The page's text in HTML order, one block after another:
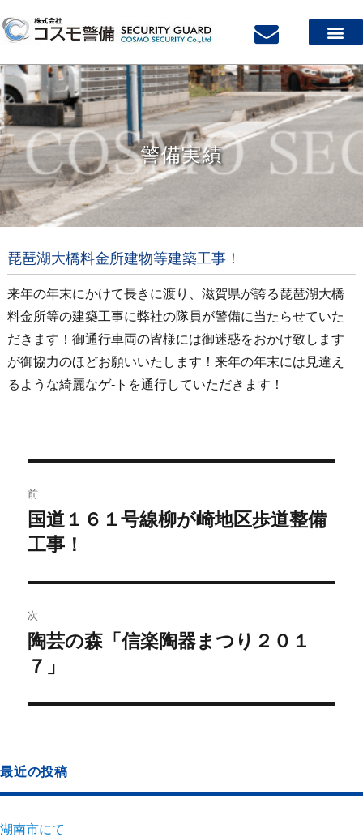
警備実績
琵琶湖大橋料金所建物等建築工事！
来年の年末にかけて長きに渡り、滋賀県が誇る琵琶湖大橋
料金所等の建築工事に弊社の隊員が警備に当たらせていた
だきます！御通行車両の皆様には御迷惑をおかけ致します
が御協力のほどお願いいたします！来年の年末には見違え
るような綺麗なゲ-トを通行していただきます！
前
国道１６１号線柳が崎地区歩道整備
工事！
次
陶芸の森「信楽陶器まつり２０１
７」
最近の投稿
湖南市にて